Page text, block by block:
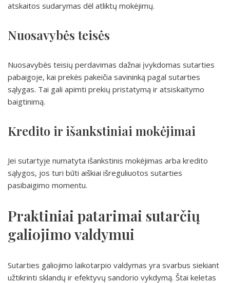
atskaitos sudarymas dėl atliktų mokėjimų.
Nuosavybės teisės
Nuosavybės teisių perdavimas dažnai įvykdomas sutarties
pabaigoje, kai prekės pakeičia savininką pagal sutarties
sąlygas. Tai gali apimti prekių pristatymą ir atsiskaitymo
baigtinimą.
Kredito ir išankstiniai mokėjimai
Jei sutartyje numatyta išankstinis mokėjimas arba kredito
sąlygos, jos turi būti aiškiai išreguliuotos sutarties
pasibaigimo momentu.
Praktiniai patarimai sutarčių
galiojimo valdymui
Sutarties galiojimo laikotarpio valdymas yra svarbus siekiant
užtikrinti sklandų ir efektyvų sandorio vykdymą. Štai keletas